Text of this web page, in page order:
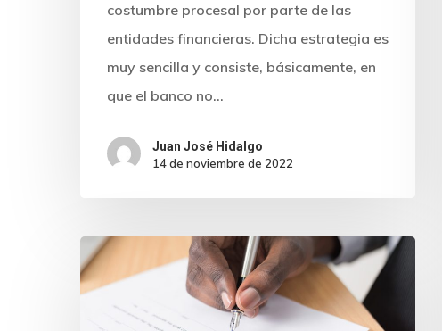
costumbre procesal por parte de las
entidades financieras. Dicha estrategia es
muy sencilla y consiste, básicamente, en
que el banco no…
Juan José Hidalgo
14 de noviembre de 2022